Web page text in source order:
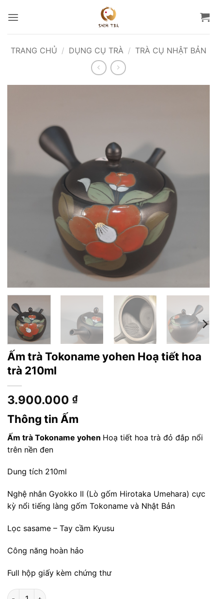
qua
TRANG CHỦ / DỤNG CỤ TRÀ / TRÀ CỤ NHẬT BẢN
Ấm trà Tokoname yohen Hoạ tiết hoa
trà 210ml
3.900.000 ₫
Thông tin Ấm
Ấm trà Tokoname yohen Hoạ tiết hoa trà đỏ đắp nổi
trên nền đen
Dung tích 210ml
Nghệ nhân Gyokko II (Lò gốm Hirotaka Umehara) cực
kỳ nổi tiếng làng gốm Tokoname và Nhật Bản
Lọc sasame – Tay cầm Kyusu
Công năng hoàn hảo
Full hộp giấy kèm chứng thư
Ấm trà Tokoname yohen Hoạ tiết hoa trà 210ml số lượng